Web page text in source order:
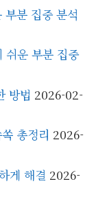
분 집중 분석
쉬운 부분 집중
방법 2026-02-
총정리 2026-
게 해결 2026-